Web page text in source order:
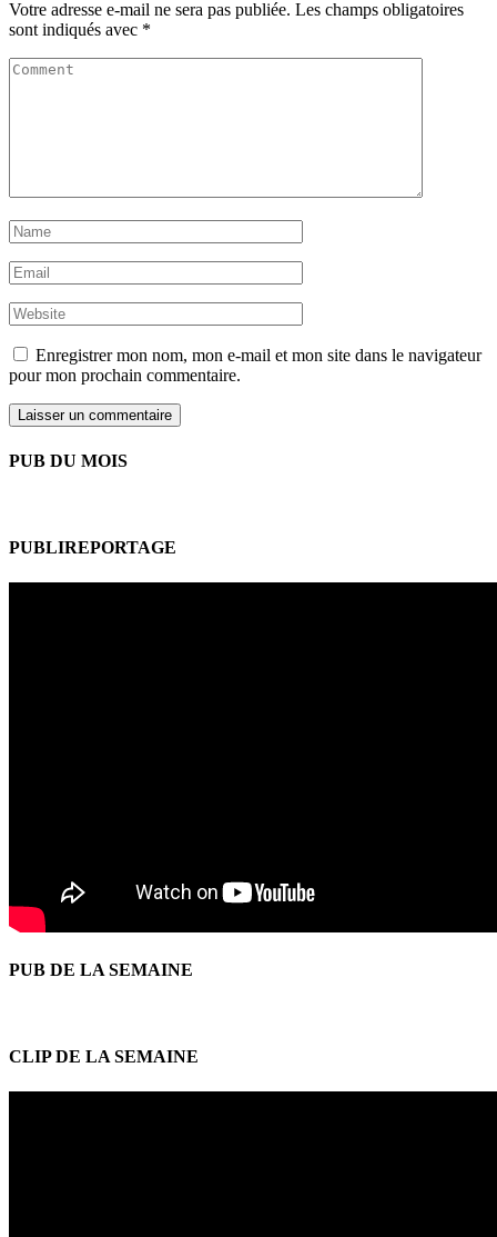
Votre adresse e-mail ne sera pas publiée. Les champs obligatoires
sont indiqués avec *
Enregistrer mon nom, mon e-mail et mon site dans le navigateur
pour mon prochain commentaire.
PUB DU MOIS
PUBLIREPORTAGE
PUB DE LA SEMAINE
CLIP DE LA SEMAINE